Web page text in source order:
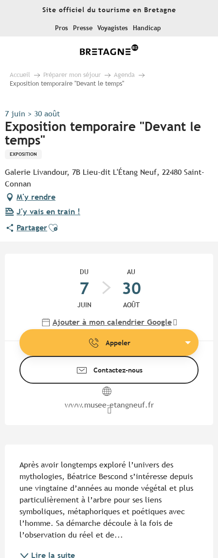
Site officiel du tourisme en Bretagne
Pros Presse Voyagistes Handicap
Accueil Préparer mon séjour
Agenda
Exposition temporaire "Devant le temps"
7 juin > 30 août
Exposition temporaire "Devant le
temps"
EXPOSITION
Galerie Livandour, 7B Lieu-dit L'Étang Neuf, 22480 Saint-
Connan
M'y rendre
J'y vais en train !
PartagerAjouter aux favoris
DU
7
JUIN
AU
30
AOÛT
Ajouter à mon calendrier Google
Appeler
Contactez-nous
www.musee-etangneuf.fr
Après avoir longtemps exploré l’univers des
mythologies, Béatrice Bescond s’intéresse depuis
une vingtaine d’années au monde végétal et plus
particulièrement à l’arbre pour ses liens
symboliques, métaphoriques et poétiques avec
l’homme. Sa démarche découle à la fois de
l’observation du réel et de...
Lire la suite